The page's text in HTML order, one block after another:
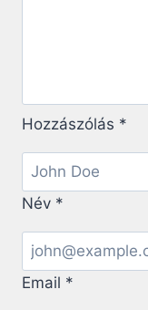
Hozzászólás *
Név *
Email *